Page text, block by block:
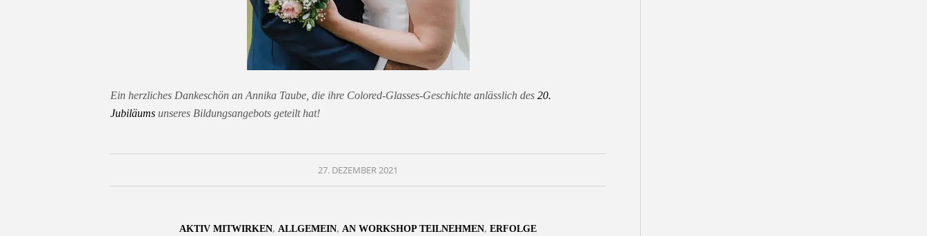
Ein herzliches Dankeschön an Annika Taube, die ihre Colored-Glasses-Geschichte anlässlich des 20.
Jubiläums unseres Bildungsangebots geteilt hat!
27. DEZEMBER 2021
AKTIV MITWIRKEN, ALLGEMEIN, AN WORKSHOP TEILNEHMEN, ERFOLGE